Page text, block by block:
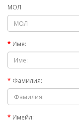
МОЛ
Име:
Фамилия:
Имейл: